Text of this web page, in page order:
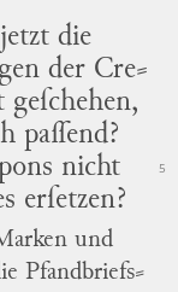
die
der Cre⸗
nicht
5
erſetzen?
und
Pfandbriefs⸗